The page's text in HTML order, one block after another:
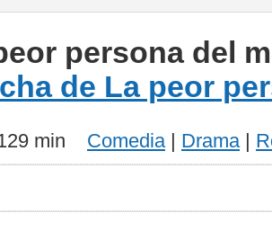
persona del
min Comedia| Drama|